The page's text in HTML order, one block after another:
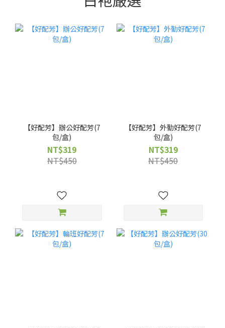
【好配芳】辦公好配芳(7
包/盒)
NT$319
NT$450
【好配芳】外勤好配芳(7
包/盒)
NT$319
NT$450